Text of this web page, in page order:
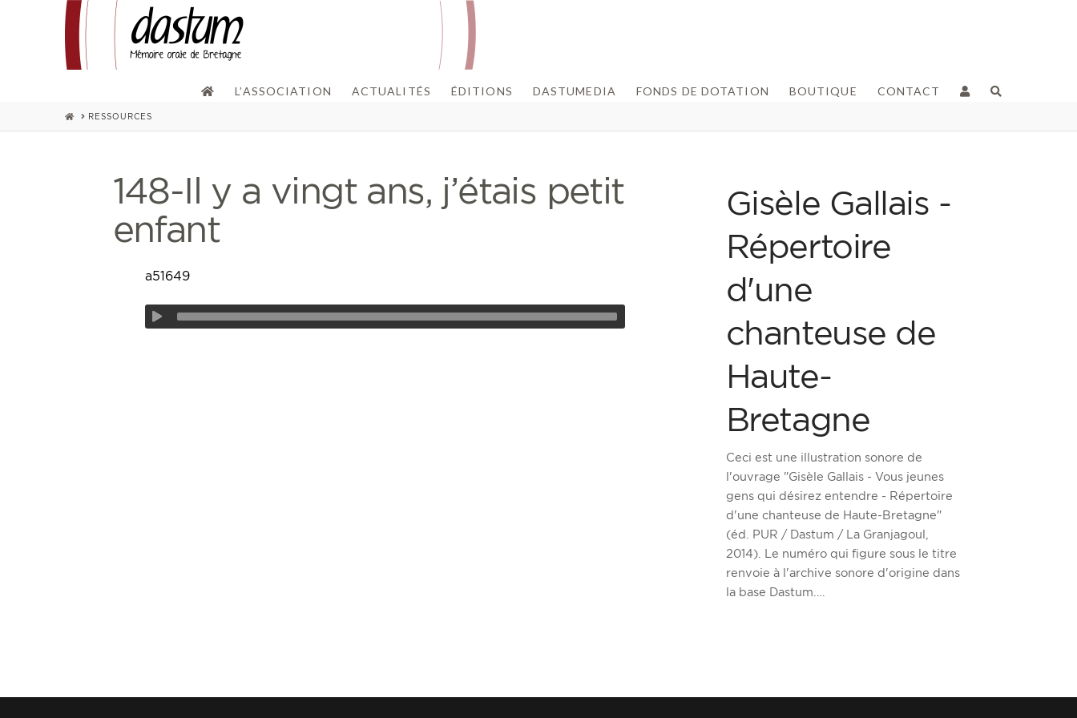
L’ASSOCIATION ACTUALITÉS ÉDITIONS DASTUMEDIA FONDS DE DOTATION BOUTIQUE CONTACT
HOMERESSOURCES
148-Il y a vingt ans, j’étais petit
enfant
a51649
Gisèle Gallais -
Répertoire
d'une
chanteuse de
Haute-
Bretagne
Ceci est une illustration sonore de
l'ouvrage "Gisèle Gallais - Vous jeunes
gens qui désirez entendre - Répertoire
d'une chanteuse de Haute-Bretagne"
(éd. PUR / Dastum / La Granjagoul,
2014). Le numéro qui figure sous le titre
renvoie à l'archive sonore d'origine dans
la base Dastum.…